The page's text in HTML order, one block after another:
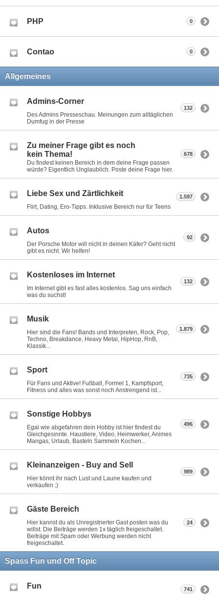
PHP 0
Contao 0
Allgemeines
Admins-Corner
Des Admins Presseschau. Meinungen zum alltäglichen
Dumfug in der Presse
132
Zu meiner Frage gibt es noch
kein Thema!
Du findest keinen Bereich in dem deine Frage passen
würde? Eigentlich Unglaublich. Poste deine Frage hier.
678
Liebe Sex und Zärtlichkeit
Flirt, Dating, Ero-Tipps. Inklusive Bereich nur für Teens
1.597
Autos
Der Porsche Motor will nicht in deinen Käfer? Geht nicht
gibt es nicht. Wir helfen!
92
Kostenloses im Internet
Im Internet gibt es fast alles kostenlos. Sag uns einfach
was du suchst!
132
Musik
Hier sind die Fans! Bands und Interpreten, Rock, Pop,
Techno, Breakdance, Heavy Metal, HipHop, RnB,
Klassik...
1.879
Sport
Für Fans und Aktive! Fußball, Formel 1, Kampfsport,
Fitness und alles was sonst noch Anstrengend ist...
735
Sonstige Hobbys
Egal wie abgefahren dein Hobby ist hier findest du
Gleichgesinnte. Haustiere, Video, Heimwerker, Animes
Mangas, Urlaub, Basteln Sammeln Kochen...
496
Kleinanzeigen - Buy and Sell
Hier könnt ihr nach Lust und Laune kaufen und
verkaufen ;)
989
Gäste Bereich
Hier kannst du als Unregistrierter Gast posten was du
willst. Die Beiträge werden 1x täglich freigeschaltet.
Beiträge mit Spam oder Werbung werden nicht
freigeschaltet.
24
Spass Fun und Off Topic
Fun 741